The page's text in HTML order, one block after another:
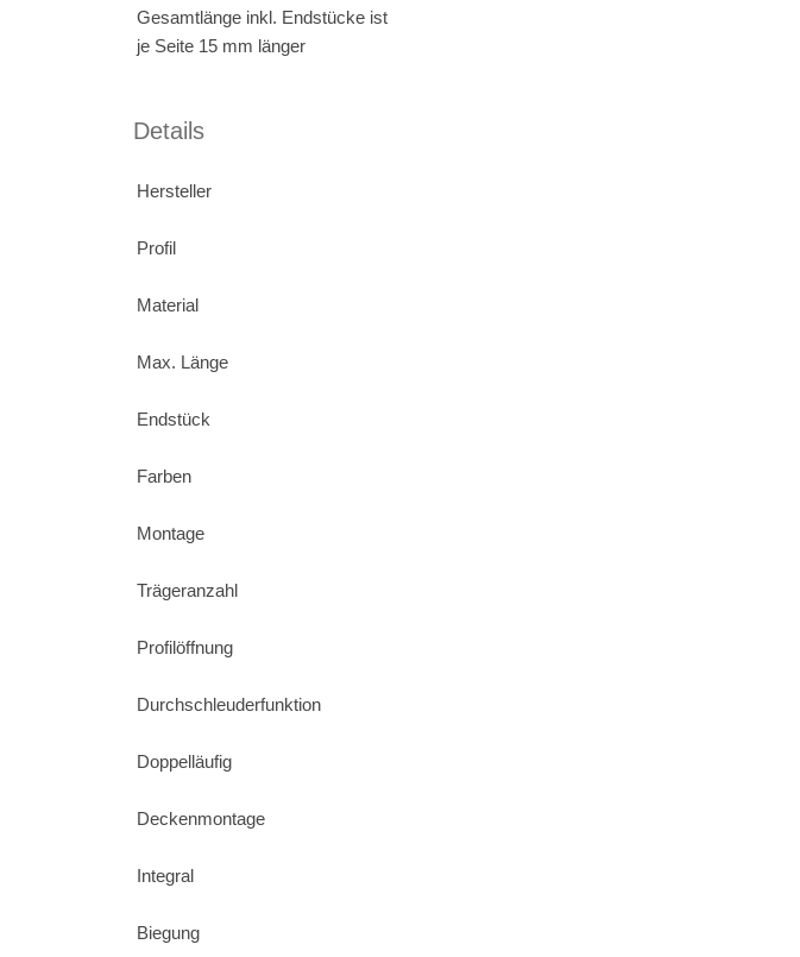
Gesamtlänge inkl. Endstücke ist
je Seite 15 mm länger
Details
Hersteller
Profil
Material
Max. Länge
Endstück
Farben
Montage
Trägeranzahl
Profilöffnung
Durchschleuderfunktion
Doppelläufig
Deckenmontage
Integral
Biegung